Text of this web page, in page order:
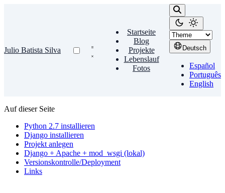
Julio Batista Silva
Startseite
Blog
Projekte
Lebenslauf
Fotos
Deutsch
Español
Português
English
Auf dieser Seite
Python 2.7 installieren
Django installieren
Projekt anlegen
Django + Apache + mod_wsgi (lokal)
Versionskontrolle/Deployment
Links